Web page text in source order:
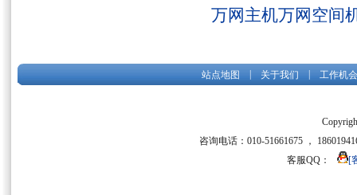
万网主机万网空间
站点地图 关于我们 工作机会
咨询电话：010-51661675 ，
客服QQ：
[